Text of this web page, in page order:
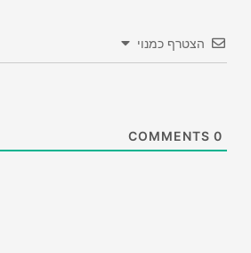
הצטרף כמנוי
0